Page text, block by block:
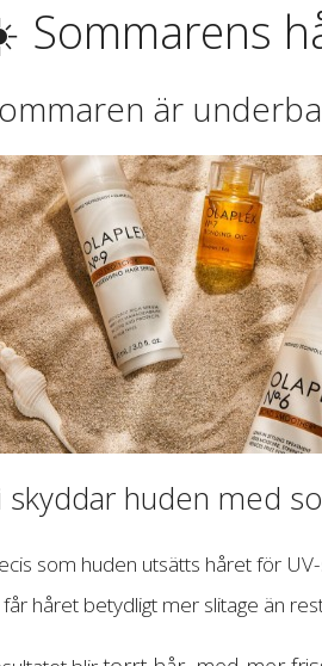
Sommarens
är
skyddar huden med
som huden utsätts håret för
får håret betydligt mer slitage än